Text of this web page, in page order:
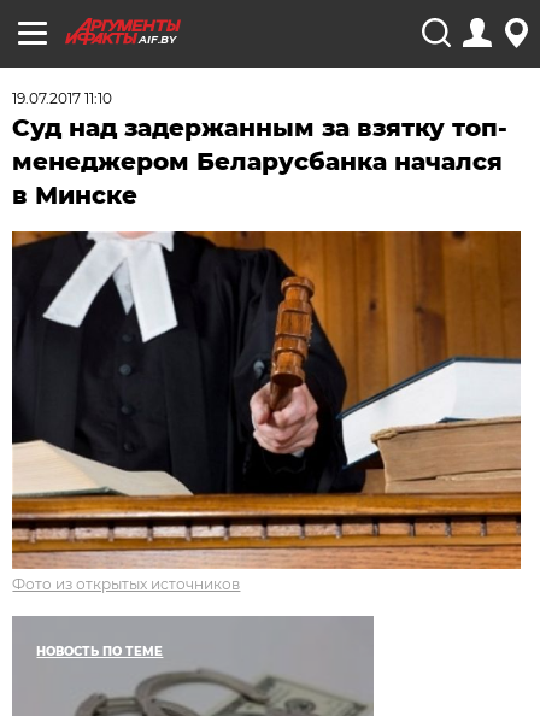
AIF.BY
19.07.2017 11:10
Суд над задержанным за взятку топ-
менеджером Беларусбанка начался
в Минске
Фото из открытых источников
НОВОСТЬ ПО ТЕМЕ